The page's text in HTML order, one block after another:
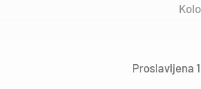
Proslavljena